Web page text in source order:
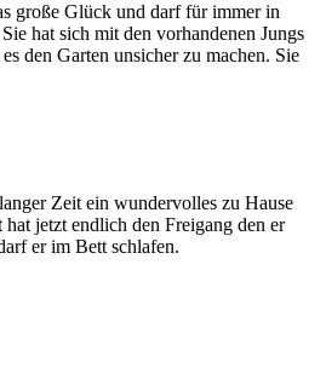
große Glück und darf für immer in
hat sich mit den vorhandenen Jungs
den Garten unsicher zu machen. Sie
Zeit ein wundervolles zu Hause
jetzt endlich den Freigang den er
er im Bett schlafen.